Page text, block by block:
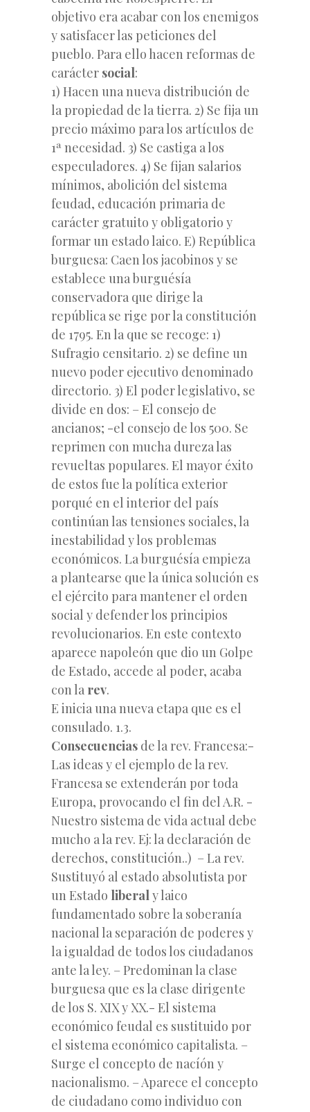
objetivo era acabar con los enemigos
y satisfacer las peticiones del
pueblo. Para ello hacen reformas de
carácter social:
1) Hacen una nueva distribución de
la propiedad de la tierra. 2) Se fija un
precio máximo para los artículos de
1ª necesidad. 3) Se castiga a los
especuladores. 4) Se fijan salarios
mínimos, abolición del sistema
feudad, educación primaria de
carácter gratuito y obligatorio y
formar un estado laico. E) República
burguesa: Caen los jacobinos y se
establece una burguésía
conservadora que dirige la
república se rige por la constitución
de 1795. En la que se recoge: 1)
Sufragio censitario. 2) se define un
nuevo poder ejecutivo denominado
directorio. 3) El poder legislativo, se
divide en dos: – El consejo de
ancianos; -el consejo de los 500. Se
reprimen con mucha dureza las
revueltas populares. El mayor éxito
de estos fue la política exterior
porqué en el interior del país
continúan las tensiones sociales, la
inestabilidad y los problemas
económicos. La burguésía empieza
a plantearse que la única solución es
el ejército para mantener el orden
social y defender los principios
revolucionarios. En este contexto
aparece napoleón que dio un Golpe
de Estado, accede al poder, acaba
con la rev.
E inicia una nueva etapa que es el
consulado. 1.3.
Consecuencias de la rev. Francesa:-
Las ideas y el ejemplo de la rev.
Francesa se extenderán por toda
Europa, provocando el fin del A.R. -
Nuestro sistema de vida actual debe
mucho a la rev. Ej: la declaración de
derechos, constitución..) – La rev.
Sustituyó al estado absolutista por
un Estado liberaly laico
fundamentado sobre la soberanía
nacional la separación de poderes y
la igualdad de todos los ciudadanos
ante la ley. – Predominan la clase
burguesa que es la clase dirigente
de los S. XIX y XX.- El sistema
económico feudal es sustituido por
el sistema económico capitalista. –
Surge el concepto de nacíón y
nacionalismo. – Aparece el concepto
de ciudadano como individuo con